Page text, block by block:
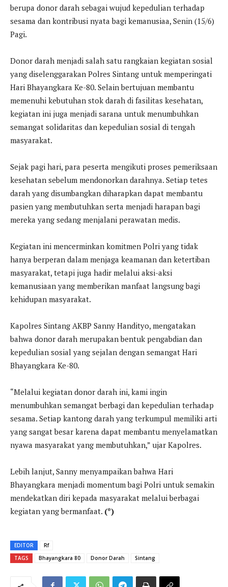
berupa donor darah sebagai wujud kepedulian terhadap
sesama dan kontribusi nyata bagi kemanusiaa, Senin (15/6)
Pagi.
Donor darah menjadi salah satu rangkaian kegiatan sosial
yang diselenggarakan Polres Sintang untuk memperingati
Hari Bhayangkara Ke-80. Selain bertujuan membantu
memenuhi kebutuhan stok darah di fasilitas kesehatan,
kegiatan ini juga menjadi sarana untuk menumbuhkan
semangat solidaritas dan kepedulian sosial di tengah
masyarakat.
Sejak pagi hari, para peserta mengikuti proses pemeriksaan
kesehatan sebelum mendonorkan darahnya. Setiap tetes
darah yang disumbangkan diharapkan dapat membantu
pasien yang membutuhkan serta menjadi harapan bagi
mereka yang sedang menjalani perawatan medis.
Kegiatan ini mencerminkan komitmen Polri yang tidak
hanya berperan dalam menjaga keamanan dan ketertiban
masyarakat, tetapi juga hadir melalui aksi-aksi
kemanusiaan yang memberikan manfaat langsung bagi
kehidupan masyarakat.
Kapolres Sintang AKBP Sanny Handityo, mengatakan
bahwa donor darah merupakan bentuk pengabdian dan
kepedulian sosial yang sejalan dengan semangat Hari
Bhayangkara Ke-80.
“Melalui kegiatan donor darah ini, kami ingin
menumbuhkan semangat berbagi dan kepedulian terhadap
sesama. Setiap kantong darah yang terkumpul memiliki arti
yang sangat besar karena dapat membantu menyelamatkan
nyawa masyarakat yang membutuhkan,” ujar Kapolres.
Lebih lanjut, Sanny menyampaikan bahwa Hari
Bhayangkara menjadi momentum bagi Polri untuk semakin
mendekatkan diri kepada masyarakat melalui berbagai
kegiatan yang bermanfaat. (*)
EDITOR
Rf
TAGS
Bhayangkara 80 Donor Darah Sintang